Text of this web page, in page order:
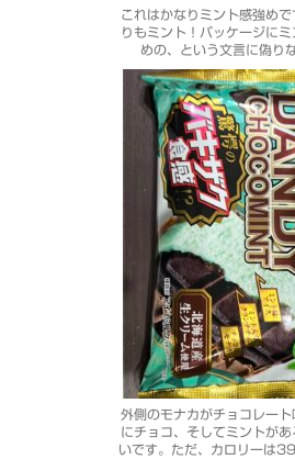
これはかなりミント感強めで
りもミント！パッケージに
めの、という文言に偽り
外側のモナカがチョコレート
にチョコ、そしてミントがあ
いです。ただ、カロリーは